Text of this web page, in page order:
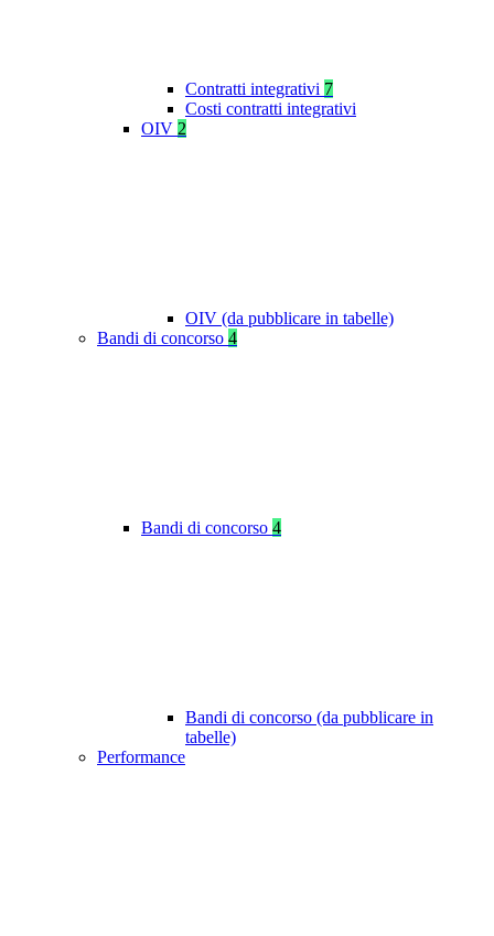
Contratti integrativi 7
Costi contratti integrativi
OIV 2
OIV (da pubblicare in tabelle)
Bandi di concorso 4
Bandi di concorso 4
Bandi di concorso (da pubblicare in
tabelle)
Performance